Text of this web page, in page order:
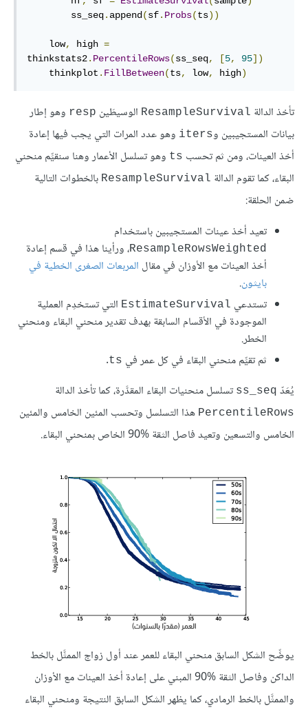
        ss_seq
. append(sf. Probs(ts))
    low
, high =
thinkstats2. PercentileRows(ss_seq, [5, 95])
    thinkplot
. FillBetween(ts, low, high)
تأخذ الدالة ResampleSurvival الوسيطَين resp وهو إطار
بيانات المستجيبين وiters وهو عدد المرات التي يجب فيها إعادة
أخذ العينات، ومن ثم تحسب ts وهو تسلسل الأعمار وهنا سنقيِّم منحني
البقاء، كما تقوم الدالة ResampleSurvival بالخطوات التالية
ضمن الحلقة:
تعيد أخذ عينات المستجيبين باستخدام
ResampleRowsWeighted، ورأينا هذا في قسم إعادة
أخذ العينات مع الأوزان في مقال المربعات الصغرى الخطية في
بايثون.
تستدعي EstimateSurvival التي تستخدِم العملية
الموجودة في الأقسام السابقة بهدف تقدير منحني البقاء ومنحني
الخطر.
ثم تقيِّم منحني البقاء في كل عمر في ts
.
يُعَدّ ss_seq تسلسل منحنيات البقاء المقدَّرة، كما تأخذ الدالة
PercentileRows هذا التسلسل وتحسب المئين الخامس والمئين
الخامس والتسعين وتعيد فاصل الثقة 90‎%‎ الخاص بمنحني البقاء.
يوضِّح الشكل السابق منحني البقاء للعمر عند أول زواج الممثَّل بالخط
الداكن وفاصل الثقة ‎90% المبني على إعادة أخذ العينات مع الأوزان
والممثَّل بالخط الرمادي، كما يظهر الشكل السابق النتيجة ومنحني البقاء